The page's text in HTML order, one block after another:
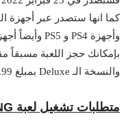
والنسخة الـ Deluxe بمبلغ 79.99 دولار.
متطلبات تشغيل لعبة ELDEN RING